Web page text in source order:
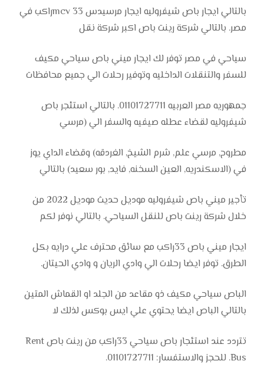
بالتالي ايجار باص شيفروليه ايجار مرسيدس mcv 33راكب في
مصر. بالتالي شركة رينت باص اكبر شركة نقل
سياحي في مصر توفر لك ايجار ميني باص سياحي مكيف
للسفر والتنقلات الداخليه وتوفير رحلات الي جميع محافظات
جمهوريه مصر العربيه 01101727711. بالتالي استئجر باص
شيفروليه لقضاء عطله صيفيه والسفر الي (مرسي
مطروح, مرسي علم, شرم الشيخ, الغردقه) وقضاء الداي يوز
في (الاسكندريه, العين السخنه, فايد, بور سعيد) بالتالي
تأجير ميني باص شيفروليه موديل حديث موديل 2022 من
خلال شركة رينت باص للنقل السياحي. بالتالي نوفر لكم
ايجار ميني باص 33راكب مع سائق محترف علي درايه بكل
الطرق. توفر ايضا رحلات الي وادي الريان و وادي الحيتان.
الباص سياحي مكيف ذو مقاعد من الجلد او القماش المتين
بالتالي الباص ايضا يحتوي علي ايس بوكس لذلك لا
تتردد عند استئجار باص سياحي 33راكب من رينت باص Rent
Bus. للحجز والاستفسار: 01101727711.